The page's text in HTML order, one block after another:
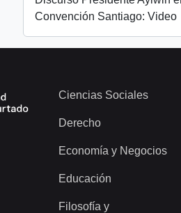
Convención Santiago: Video
Ciencias Sociales
Derecho
Economía y Negocios
Educación
Filosofía y